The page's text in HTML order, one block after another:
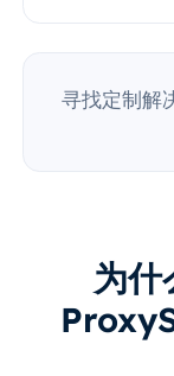
寻找定制解
为什